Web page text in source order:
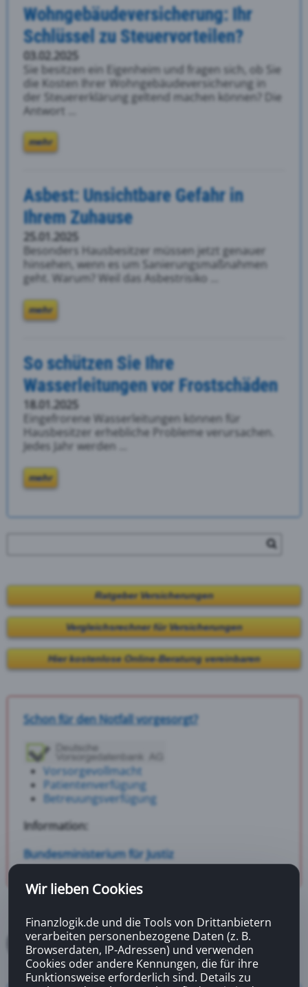
Wohngebäudeversicherung: Ihr
Schlüssel zu Steuervorteilen?
03.02.2025
Sie besitzen ein Eigenheim und fragen sich, ob Sie
die Kosten Ihrer Wohngebäudeversicherung in
der Steuererklärung geltend machen können? Die
Antwort ...
mehr
Asbest: Unsichtbare Gefahr in
Ihrem Zuhause
25.01.2025
Besonders Hausbesitzer müssen jetzt genauer
hinsehen, wenn es um Sanierungsmaßnahmen
geht. Warum? Weil das Asbestrisiko ...
mehr
So schützen Sie Ihre
Wasserleitungen vor Frostschäden
18.01.2025
Eingefrorene Wasserleitungen können für
Hausbesitzer erhebliche Probleme verursachen.
Jedes Jahr werden ...
mehr
Ratgeber Versicherungen
Vergleichsrechner für Versicherungen
Hier kostenlose Online-Beratung vereinbaren
Schon für den Notfall vorgesorgt?
Vorsorgevollmacht
Patientenverfügung
Betreuungsverfügung
Information:
Bundesministerium für Justiz
Wir lieben Cookies
Finanzlogik.de und die Tools von Drittanbietern
verarbeiten personenbezogene Daten (z. B.
Browserdaten, IP-Adressen) und verwenden
Cookies oder andere Kennungen, die für ihre
Funktionsweise erforderlich sind. Details zu